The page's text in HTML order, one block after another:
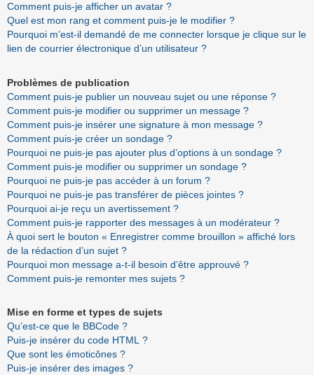
Comment puis-je afficher un avatar ?
Quel est mon rang et comment puis-je le modifier ?
Pourquoi m’est-il demandé de me connecter lorsque je clique sur le
lien de courrier électronique d’un utilisateur ?
Problèmes de publication
Comment puis-je publier un nouveau sujet ou une réponse ?
Comment puis-je modifier ou supprimer un message ?
Comment puis-je insérer une signature à mon message ?
Comment puis-je créer un sondage ?
Pourquoi ne puis-je pas ajouter plus d’options à un sondage ?
Comment puis-je modifier ou supprimer un sondage ?
Pourquoi ne puis-je pas accéder à un forum ?
Pourquoi ne puis-je pas transférer de pièces jointes ?
Pourquoi ai-je reçu un avertissement ?
Comment puis-je rapporter des messages à un modérateur ?
À quoi sert le bouton « Enregistrer comme brouillon » affiché lors
de la rédaction d’un sujet ?
Pourquoi mon message a-t-il besoin d’être approuvé ?
Comment puis-je remonter mes sujets ?
Mise en forme et types de sujets
Qu’est-ce que le BBCode ?
Puis-je insérer du code HTML ?
Que sont les émoticônes ?
Puis-je insérer des images ?